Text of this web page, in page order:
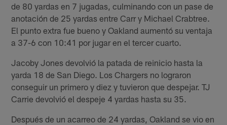
de 80 yardas en 7 jugadas, culminando con un pase de
anotación de 25 yardas entre Carr y Michael Crabtree.
El punto extra fue bueno y Oakland aumentó su ventaja
a 37-6 con 10:41 por jugar en el tercer cuarto.
Jacoby Jones devolvió la patada de reinicio hasta la
yarda 18 de San Diego. Los Chargers no lograron
conseguir un primero y diez y tuvieron que despejar. TJ
Carrie devolvió el despeje 4 yardas hasta su 35.
Después de un acarreo de 24 yardas, Oakland se vio en